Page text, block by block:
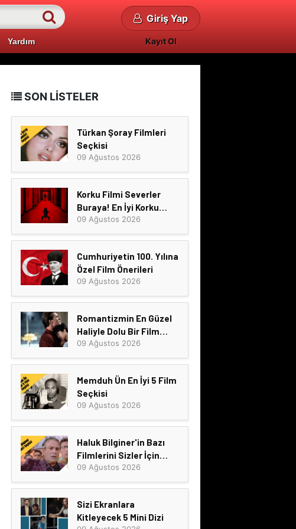
Yardım
Giriş Yap
Kayıt Ol
SON LİSTELER
Türkan Şoray Filmleri
Seçkisi
09 Ağustos 2026
Korku Filmi Severler
Buraya! En İyi Korku
Filmleri Seçkisi
09 Ağustos 2026
Cumhuriyetin 100. Yılına
Özel Film Önerileri
09 Ağustos 2026
Romantizmin En Güzel
Haliyle Dolu Bir Film
Listesi
09 Ağustos 2026
Memduh Ün En İyi 5 Film
Seçkisi
09 Ağustos 2026
Haluk Bilginer'in Bazı
Filmlerini Sizler İçin
Derledik
09 Ağustos 2026
Sizi Ekranlara
Kitleyecek 5 Mini Dizi